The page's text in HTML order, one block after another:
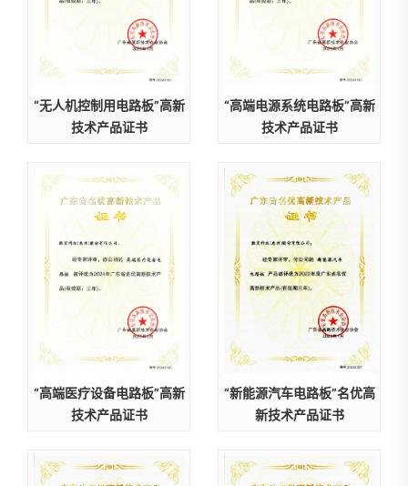
“无人机控制用电路板”高新
技术产品证书
“高端电源系统电路板”高新
技术产品证书
“高端医疗设备电路板”高新
技术产品证书
“新能源汽车电路板”名优高
新技术产品证书